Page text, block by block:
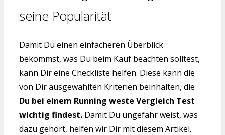
seine Popularität
Damit Du einen einfacheren Überblick
bekommst, was Du beim Kauf beachten solltest,
kann Dir eine Checkliste helfen. Diese kann die
von Dir ausgewählten Kriterien beinhalten, die
Du bei einem Running weste Vergleich Test
wichtig findest. Damit Du ungefähr weist, was
dazu gehört, helfen wir Dir mit diesem Artikel.